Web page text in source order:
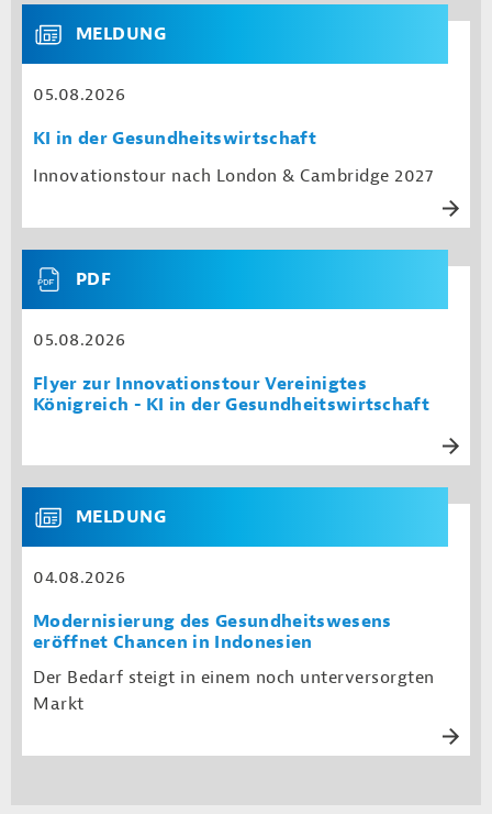
MELDUNG
05.08.2026
KI in der Gesundheitswirtschaft
Innovationstour nach London & Cambridge 2027
PDF
05.08.2026
Flyer zur Innovationstour Vereinigtes
Königreich - KI in der Gesundheitswirtschaft
MELDUNG
04.08.2026
Modernisierung des Gesundheitswesens
eröffnet Chancen in Indonesien
Der Bedarf steigt in einem noch unterversorgten
Markt